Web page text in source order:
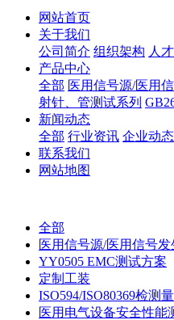
网站首页
关于我们
公司简介 组织架构 人
产品中心
全部 医用信号源/医用
射针、管测试系列
新闻动态
全部 行业资讯 企业动态
联系我们
网站地图
全部
医用信号源/医用信号发
YY0505 EMC测试方案
定制工装
ISO594/ISO80369检测
医用电气设备安全性能